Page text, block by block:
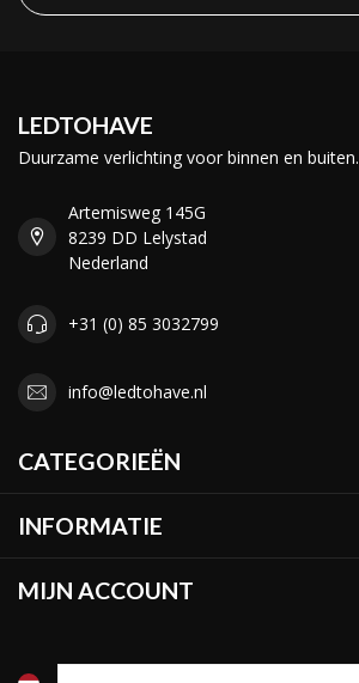
LEDTOHAVE
Duurzame verlichting voor binnen en buiten.
Artemisweg 145G
8239 DD Lelystad
Nederland
+31 (0) 85 3032799
info@ledtohave.nl
CATEGORIEËN
INFORMATIE
MIJN ACCOUNT